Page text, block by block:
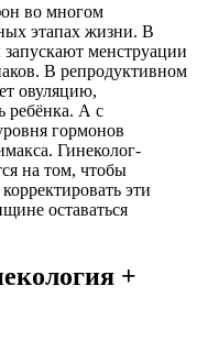
во многом
этапах жизни. В
менструации
В репродуктивном
овуляцию,
ребёнка. А с
гормонов
Гинеколог-
на том, чтобы
эти
оставаться
+